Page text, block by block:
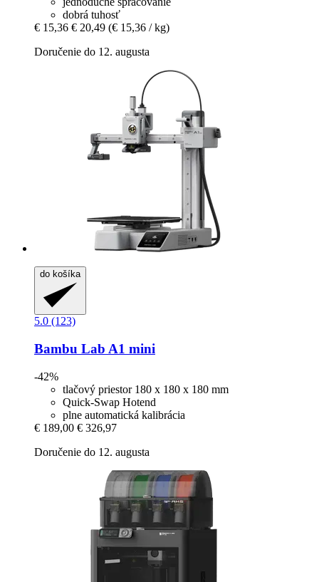
dobrá tuhosť
€ 15,36 € 20,49 (€ 15,36 / kg)
Doručenie do 12. augusta
do košíka
5.0 (123)
Bambu Lab A1 mini
-42%
tlačový priestor 180 x 180 x 180 mm
Quick-Swap Hotend
plne automatická kalibrácia
€ 189,00 € 326,97
Doručenie do 12. augusta